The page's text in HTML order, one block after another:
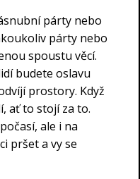
párty nebo
párty nebo
spoustu věcí.
budete oslavu
prostory. Když
ať to stojí za to.
ale i na
pršet a vy se